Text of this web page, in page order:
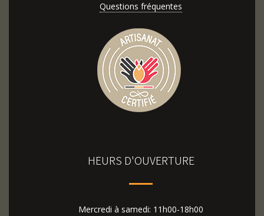
Questions fréquentes
HEURS D'OUVERTURE
Mercredi à samedi: 11h00-18h00